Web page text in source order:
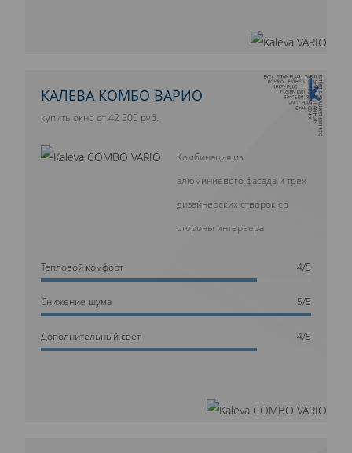
10 ЛЕТ ГАРАНТИИ
КАЛЕВА КОМБО ВАРИО
купить окно от 42 500 руб.
Комбинация из
алюминиевого фасада и трех
дизайнерских створок со
стороны интерьера
Тепловой комфорт 4/5
Cнижение шума 5/5
Дополнительный свет 4/5